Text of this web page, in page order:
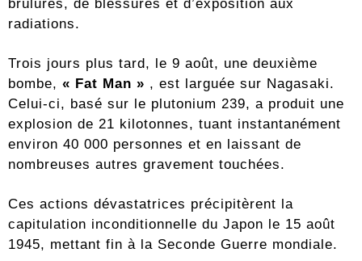
radiations.
Trois jours plus tard, le 9 août, une deuxième
bombe, « Fat Man » , est larguée sur Nagasaki.
Celui-ci, basé sur le plutonium 239, a produit une
explosion de 21 kilotonnes, tuant instantanément
environ 40 000 personnes et en laissant de
nombreuses autres gravement touchées.
Ces actions dévastatrices précipitèrent la
capitulation inconditionnelle du Japon le 15 août
1945, mettant fin à la Seconde Guerre mondiale.